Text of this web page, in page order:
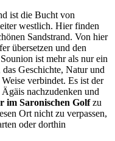
ist die Bucht von
westlich. Hier finden
Sandstrand. Von hier
übersetzen und den
ist mehr als nur ein
Geschichte, Natur und
verbindet. Es ist der
nachzudenken und
im Saronischen Golfzu
Ort nicht zu verpassen,
oder dorthin